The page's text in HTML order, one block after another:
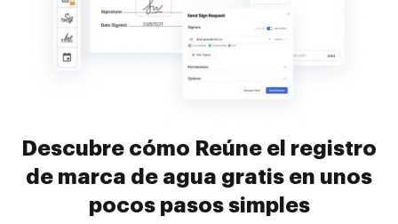
Descubre cómo Reúne el registro
de marca de agua gratis en unos
pocos pasos simples